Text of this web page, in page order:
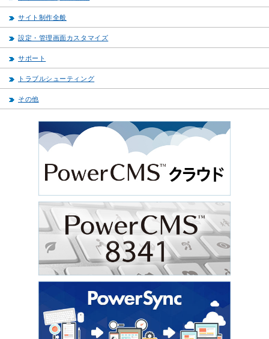
サイト制作全般
設定・管理画面カスタマイズ
サポート
トラブルシューティング
その他